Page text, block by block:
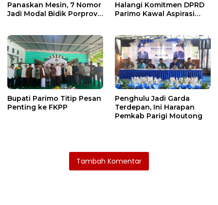
Panaskan Mesin, 7 Nomor
Jadi Modal Bidik Porprov
Halangi Komitmen DPRD
Parimo Kawal Aspirasi
Bupati Parimo Titip Pesan
Penting ke FKPP
Penghulu Jadi Garda
Terdepan, Ini Harapan
Pemkab Parigi Moutong
Tambah Komentar